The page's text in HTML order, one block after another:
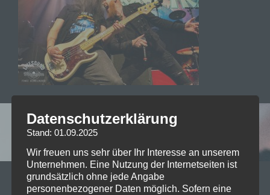
Leave a reply
Your email address will not be published. Required
Datenschutzerklärung
Stand: 01.09.2025
Wir freuen uns sehr über Ihr Interesse an unserem
Unternehmen. Eine Nutzung der Internetseiten ist
grundsätzlich ohne jede Angabe
personenbezogener Daten möglich. Sofern eine